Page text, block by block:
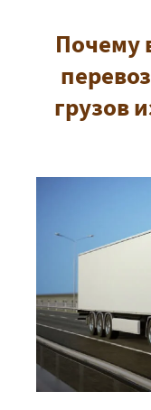
Почему
грузов